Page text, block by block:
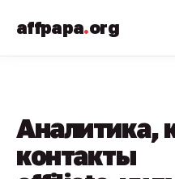
affpapa.org
Аналитика,
контакты